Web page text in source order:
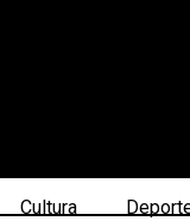
Cultura